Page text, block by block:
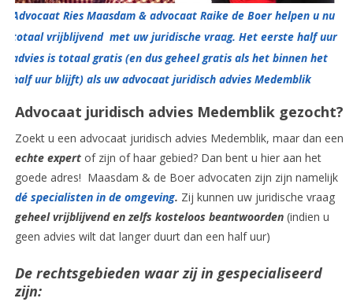
Advocaat Ries Maasdam & advocaat Raike de Boer helpen u nu
totaal vrijblijvend met uw juridische vraag. Het eerste half uur
advies is totaal gratis (en dus geheel gratis als het binnen het
half uur blijft) als uw advocaat juridisch advies Medemblik
Advocaat juridisch advies Medemblik gezocht?
Zoekt u een advocaat juridisch advies Medemblik, maar dan een
echte expert of zijn of haar gebied? Dan bent u hier aan het
goede adres! Maasdam & de Boer advocaten zijn zijn namelijk
dé specialisten in de omgeving. Zij kunnen uw juridische vraag
geheel vrijblijvend en zelfs kosteloos beantwoorden(indien u
geen advies wilt dat langer duurt dan een half uur)
De rechtsgebieden waar zij in gespecialiseerd
zijn: